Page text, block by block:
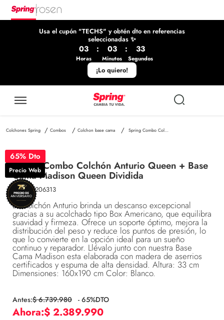
Usa el cupón "TECHS" y obtén dto en referencias
seleccionadas ✨
03
Horas
: 03
Minutos
: 33
Segundos
¡Lo quiero!
Combos Colchon base cama Spring Combo Colchón Anturio Queen + Base Cama Madison Queen Dividida
65% Dto
Precio Web
Spring Combo Colchón Anturio Queen + Base
Cama Madison Queen Dividida
SKU:30206313
El Colchón Anturio brinda un descanso excepcional
gracias a su acolchado tipo Box Americano, que equilibra
suavidad y firmeza. Ofrece un soporte óptimo, mejora la
distribución del peso y reduce los puntos de presión, lo
que lo convierte en la opción ideal para un sueño
continuo y reparador. Llévalo junto con nuestra Base
Cama Madison esta elaborada con madera de aserrios
certificados y espuma de alta densidad. Altura: 33 cm
Dimensiones: 160x190 cm Color: Blanco.
$ 6.739.980 - 65%DTO
$ 2.389.990